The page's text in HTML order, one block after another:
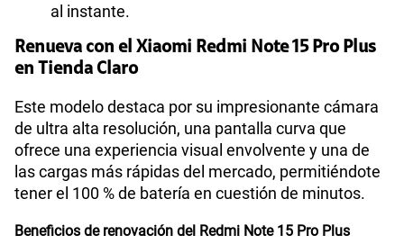
al instante.
Renueva con el Xiaomi Redmi Note 15 Pro Plus
en Tienda Claro
Este modelo destaca por su impresionante cámara
de ultra alta resolución, una pantalla curva que
ofrece una experiencia visual envolvente y una de
las cargas más rápidas del mercado, permitiéndote
tener el 100 % de batería en cuestión de minutos.
Beneficios de renovación del Redmi Note 15 Pro Plus